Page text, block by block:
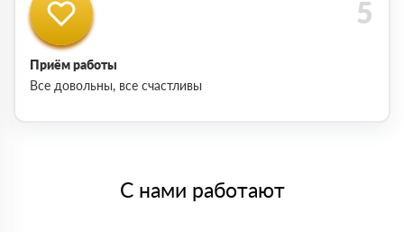
Приём работы
Все довольны, все счастливы
С нами работают